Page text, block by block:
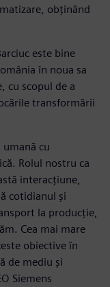
obținând
este bine
în noua sa
cu scopul de a
transformării
cu
Rolul nostru ca
interacțiune,
cotidianul și
la producție,
Cea mai mare
obiective în
de mediu și
Siemens